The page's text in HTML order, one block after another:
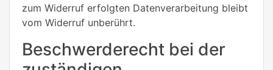
zum Widerruf erfolgten Datenverarbeitung bleibt
vom Widerruf unberührt.
Beschwerderecht bei der